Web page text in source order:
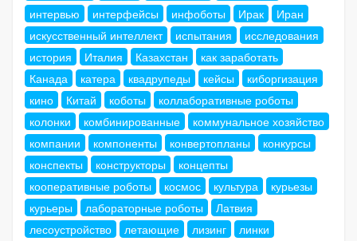
интервью
интерфейсы инфоботы Ирак
Иран
искусственный интеллект
испытания
исследования
история
Италия Казахстан
как заработать
Канада
катера квадрупеды кейсы
киборгизация
кино
Китай коботы
коллаборативные роботы
колонки
комбинированные
коммунальное хозяйство
компании
компоненты конвертопланы
конкурсы
конспекты
конструкторы
концепты
кооперативные роботы
космос культура
курьезы
курьеры
лабораторные роботы
Латвия
лесоустройство
летающие лизинг
линки